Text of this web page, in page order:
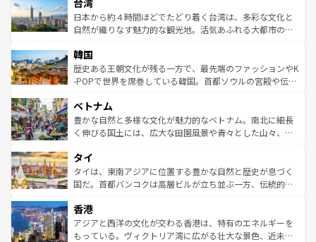
情報はコンテンツ一覧を参照してほしい。
れるおもてなしの心で訪れる人々を迎えてくれるハワイの
人々、おいしいローカルフードやハワイアンミュージッ
ク、伝統的なフラダンスなど、すべてがハワイの魅力を彩
ワイを、存分に味わってほしい。 なお、新着のハワイ情報
はコンテンツ一覧を参照してほしい。
リアリーフや大陸中央部にそびえるウルル（エアーズロッ
ク）、タスマニアの美しい原生林やケアンズの熱帯雨林な
ど、見どころがたくさん。また、カフェやワイン、オージ
いる。アクティビティも充実しており、サーフィンやダイ
ビング、ハイキングなど、アウトドア好きにはたまらな
い。オーストラリアの多彩な魅力を存分に味わいつくそ
参照してほしい。
台湾
日本から約４時間ほどでたどり着く台湾は、多彩な文化と
自然が織りなす魅力的な観光地。活気あふれる大都市の台
ン）、静ひつな山岳地帯である台湾東部など、都市の喧騒
と山間の静けさが共存しており、訪れる人に新しい発見と
驚きをもたらしてくれる。また、奥深い台湾の食文化も魅
容にもいいと評判のスイーツなど、バラエティ豊かな料理
が味わえる。 なお、新着の台湾情報は コンテンツ一覧を参
照してほしい。
韓国
歴史ある王朝文化が残る一方で、最先端のファッションやK
-POPで世界を席巻している韓国。首都ソウルの宮殿や伝統
き、地方に足を延ばせば四季折々の自然美を楽しむことが
できる。そして、キムチや焼肉、絶品のストリートフード
まで、さまざまな韓国料理が待っている。夜には、韓国な
リティに包まれながら、韓国の多彩な魅力を心ゆくまで味
わってみてほしい。 なお、新着の韓国情報はコンテンツ一
覧を参照してほしい。
ベトナム
豊かな自然と多様な文化が魅力的なベトナム。南北に細長
く伸びる国土には、広大な田園風景や青々とした山々、世
急速な発展と共に伝統が息づく。ハノイの古い町並みやホ
ーチミン市のフランス統治時代の建物も、独特の雰囲気を
醸し出している。また、バラエティの豊かさとおいしさで
とつ。フォーやバインミー、ベトナムコーヒーなどは、ぜ
ひ現地で味わいたい。どの地域を訪れてもあたたかい人々
が旅行者を迎えてくれるので、きっと忘れられない旅にな
タイ
タイは、東南アジアに位置する豊かな自然と歴史が息づく
国だ。首都バンコクは高層ビルが立ち並ぶ一方、伝統的な
の活気が交差している。北部ではチェンマイなどの山岳地
帯で自然と触れ合い、南部ではプーケットやクラビの美し
いビーチでリゾート気分を楽しむことができる。タイ料理
香港
アジアと西洋の文化が交わる香港は、特有のエネルギーを
もっている。ヴィクトリア湾に広がる壮大な景色、近未来